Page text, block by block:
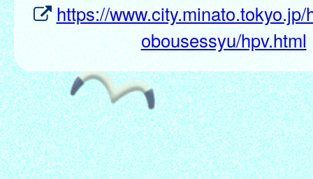
https://www.city.minato.tokyo.jp/
obousessyu/hpv.html